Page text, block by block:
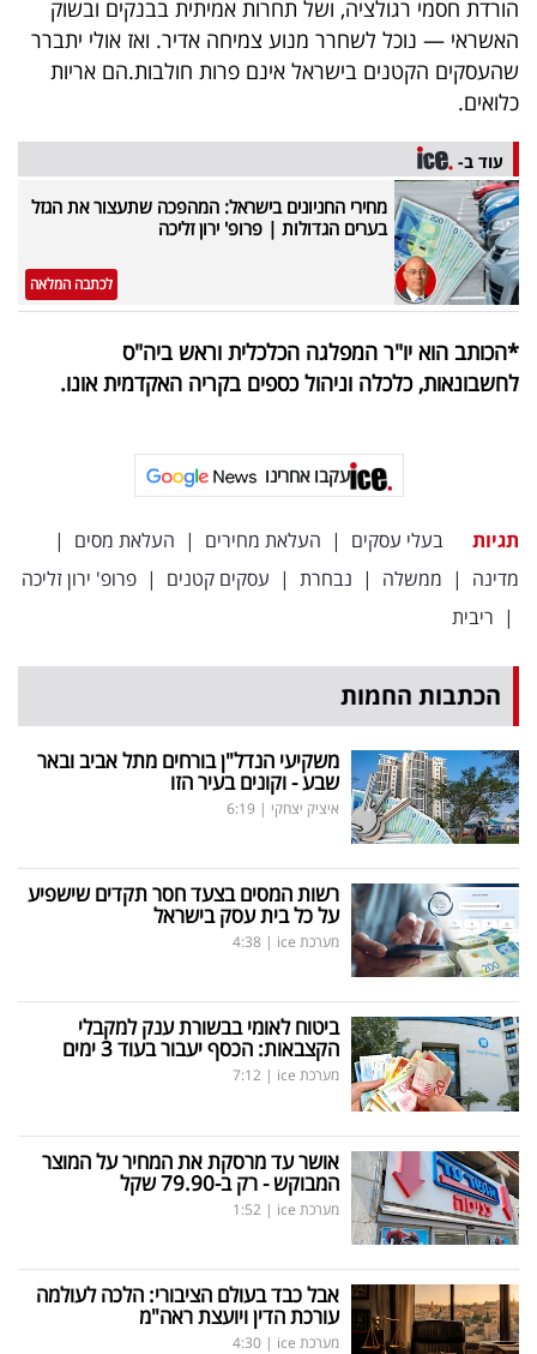
הורדת חסמי רגולציה, ושל תחרות אמיתית בבנקים ובשוק
האשראי — נוכל לשחרר מנוע צמיחה אדיר. ואז אולי יתברר
שהעסקים הקטנים בישראל אינם פרות חולבות.הם אריות
כלואים.
עוד ב-
מחירי החניונים בישראל: המהפכה שתעצור את הגזל
בערים הגדולות | פרופ' ירון זליכה
לכתבה המלאה
*הכותב הוא יו"ר המפלגה הכלכלית וראש ביה"ס
לחשבונאות, כלכלה וניהול כספים בקריה האקדמית אונו.
עקבו אחרינו
תגיות בעלי עסקים | העלאת מחירים | העלאת מסים |
מדינה | ממשלה | נבחרת | עסקים קטנים | פרופ' ירון זליכה
| ריבית
הכתבות החמות
משקיעי הנדל"ן בורחים מתל אביב ובאר
שבע - וקונים בעיר הזו
איציק יצחקי |
6:19
רשות המסים בצעד חסר תקדים שישפיע
על כל בית עסק בישראל
מערכת ice |
4:38
ביטוח לאומי בבשורת ענק למקבלי
הקצבאות: הכסף יעבור בעוד 3 ימים
מערכת ice |
7:12
אושר עד מרסקת את המחיר על המוצר
המבוקש - רק ב-79.90 שקל
מערכת ice |
1:52
אבל כבד בעולם הציבורי: הלכה לעולמה
עורכת הדין ויועצת ראה"מ
מערכת ice |
4:30